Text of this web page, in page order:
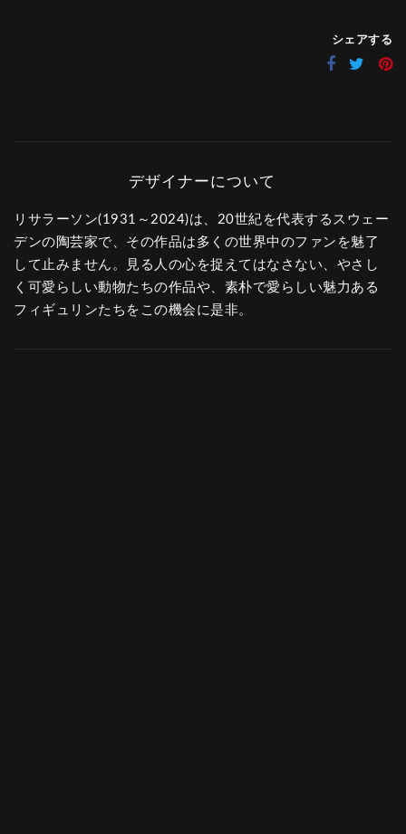
シェアする
リサラーソン(1931～2024)は、20世紀を代表するスウェー
デンの陶芸家で、その作品は多くの世界中のファンを魅了
して止みません。見る人の心を捉えてはなさない、やさし
く可愛らしい動物たちの作品や、素朴で愛らしい魅力ある
フィギュリンたちをこの機会に是非。